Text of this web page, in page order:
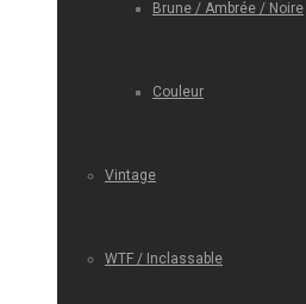
Brune / Ambrée / Noire
Couleur
Vintage
WTF / Inclassable